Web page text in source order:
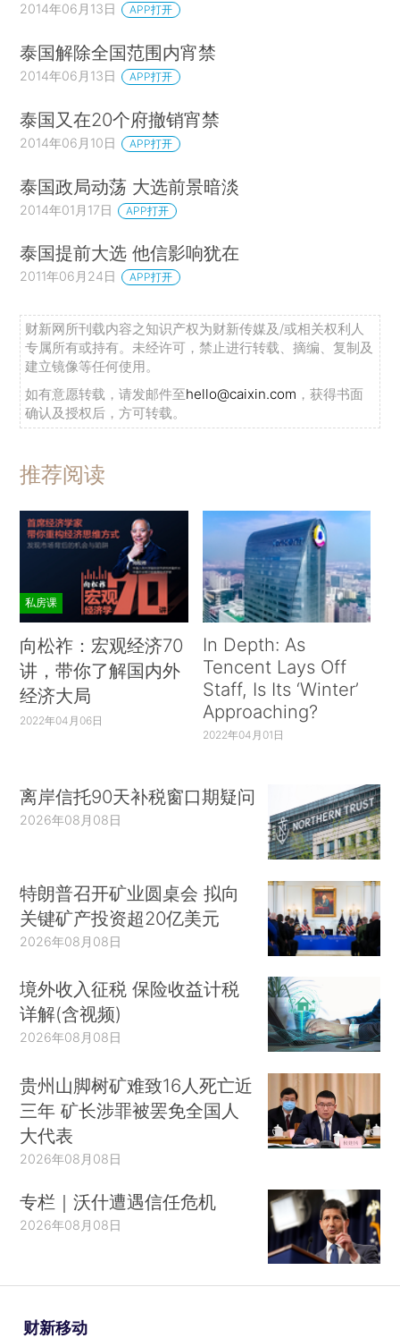
2014年06月13日 APP打开
泰国解除全国范围内宵禁
2014年06月13日 APP打开
泰国又在20个府撤销宵禁
2014年06月10日 APP打开
泰国政局动荡 大选前景暗淡
2014年01月17日 APP打开
泰国提前大选 他信影响犹在
2011年06月24日 APP打开
财新网所刊载内容之知识产权为财新传媒及/或相关权利人
专属所有或持有。未经许可，禁止进行转载、摘编、复制及
建立镜像等任何使用。
如有意愿转载，请发邮件至hello@caixin.com ，获得书面
确认及授权后，方可转载。
推荐阅读
私房课
向松祚：宏观经济70
讲，带你了解国内外
经济大局
2022年04月06日
In Depth: As
Tencent Lays Off
Staff, Is Its ‘Winter’
Approaching?
2022年04月01日
离岸信托90天补税窗口期疑问
2026年08月08日
特朗普召开矿业圆桌会 拟向
关键矿产投资超20亿美元
2026年08月08日
境外收入征税 保险收益计税
详解(含视频)
2026年08月08日
贵州山脚树矿难致16人死亡近
三年 矿长涉罪被罢免全国人
大代表
2026年08月08日
专栏｜沃什遭遇信任危机
2026年08月08日
财新移动